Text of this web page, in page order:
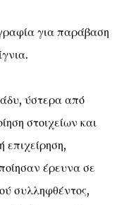
για παράβαση
ύστερα από
στοιχείων και
έρευνα σε
συλληφθέντος,